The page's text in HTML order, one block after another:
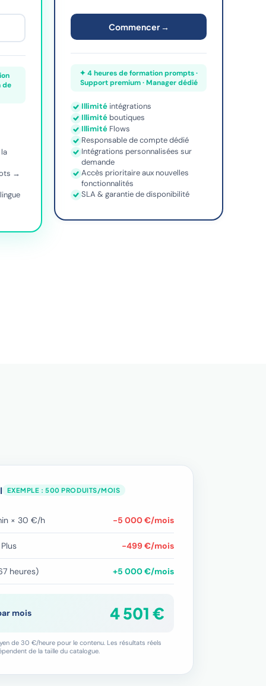
de
→
Commencer →
✦ 4 heures de formation prompts ·
Support premium · Manager dédié
Illimité intégrations
Illimité boutiques
Illimité Flows
Responsable de compte dédié
Intégrations personnalisées sur
demande
Accès prioritaire aux nouvelles
fonctionnalités
SLA & garantie de disponibilité
EXEMPLE : 500 PRODUITS/MOIS
× 30 €/h −5 000 €/mois
−499 €/mois
heures) +5 000 €/mois
mois 4 501 €
de 30 €/heure pour le contenu. Les résultats réels
de la taille du catalogue.